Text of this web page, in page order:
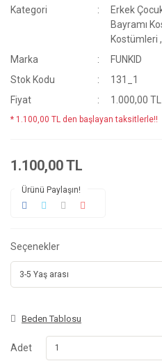
Kategori Erkek
Bayramı
Kostümleri ,
Marka
FUNKID
Stok Kodu
131_1
Fiyat
1.000,00
* 1.100,00 TL den başlayan taksitlerle!!
1.100,00 TL
Ürünü Paylaşın!
Seçenekler
Beden Tablosu
Adet